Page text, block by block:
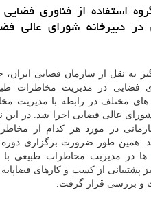
استفاده از فناوری
در دبیرخانه شورای عالی
به نقل از سازمان فضایی ایران،
فضایی در مدیریت مخاطرات
های مختلف در رابطه با مدیریت
شورای عالی فضایی اجرا شد. در
در مورد هر کدام از
همین طور ضرورت برگزاری
ها در مدیریت مخاطرات طبیعی با
پشتیبانی از کسب و کارهای
و بررسی قرار گرفت.